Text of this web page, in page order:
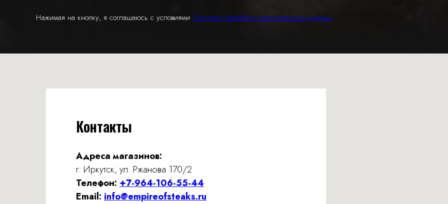
Нажимая на кнопку, я соглашаюсь с условиями Политики обработки персональных данных
Контакты
Адреса магазинов:
г. Иркутск, ул. Ржанова 170/2
Телефон: +7-964-106-55-44
Email: info@empireofsteaks.ru